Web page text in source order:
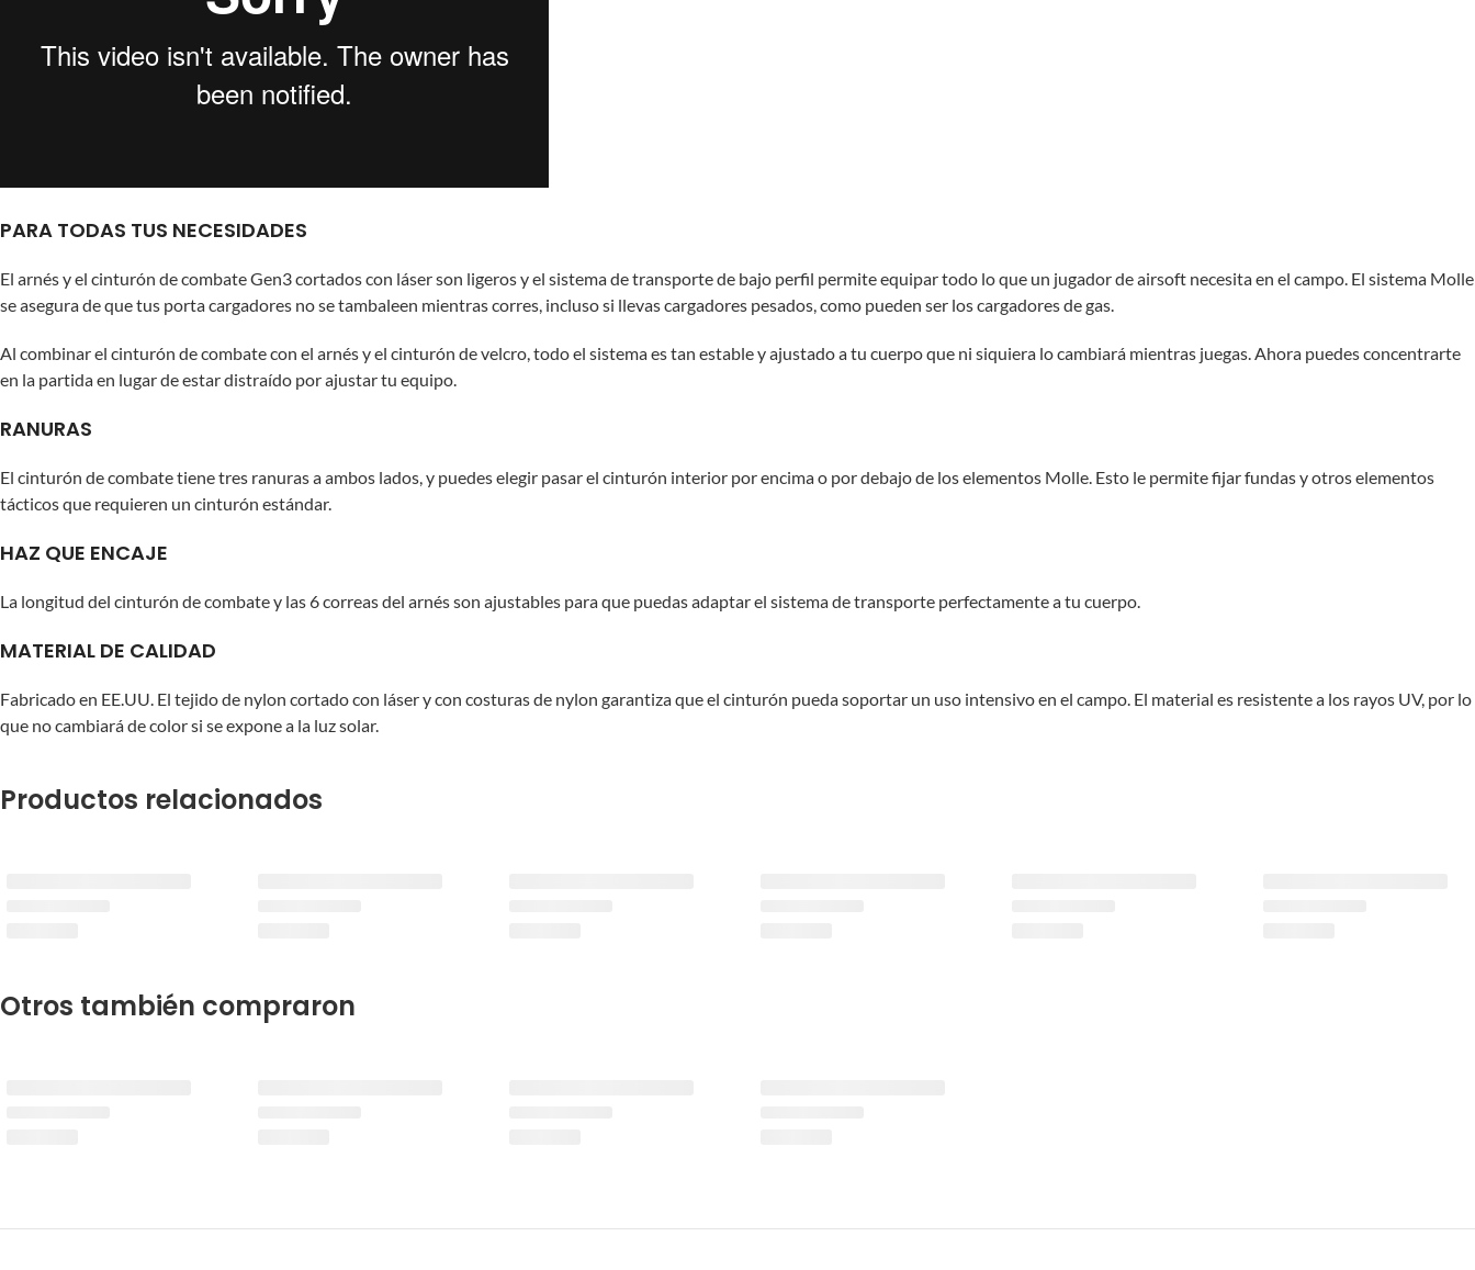
PARA TODAS TUS NECESIDADES
El arnés y el cinturón de combate Gen3 cortados con láser son ligeros y el sistema de transporte de bajo perfil permite equipar todo lo que un jugador de airsoft necesita en el campo. El sistema Molle
se asegura de que tus porta cargadores no se tambaleen mientras corres, incluso si llevas cargadores pesados, como pueden ser los cargadores de gas.
Al combinar el cinturón de combate con el arnés y el cinturón de velcro, todo el sistema es tan estable y ajustado a tu cuerpo que ni siquiera lo cambiará mientras juegas. Ahora puedes concentrarte
en la partida en lugar de estar distraído por ajustar tu equipo.
RANURAS
El cinturón de combate tiene tres ranuras a ambos lados, y puedes elegir pasar el cinturón interior por encima o por debajo de los elementos Molle. Esto le permite fijar fundas y otros elementos
tácticos que requieren un cinturón estándar.
HAZ QUE ENCAJE
La longitud del cinturón de combate y las 6 correas del arnés son ajustables para que puedas adaptar el sistema de transporte perfectamente a tu cuerpo.
MATERIAL DE CALIDAD
Fabricado en EE.UU. El tejido de nylon cortado con láser y con costuras de nylon garantiza que el cinturón pueda soportar un uso intensivo en el campo. El material es resistente a los rayos UV, por lo
que no cambiará de color si se expone a la luz solar.
Productos relacionados
Otros también compraron